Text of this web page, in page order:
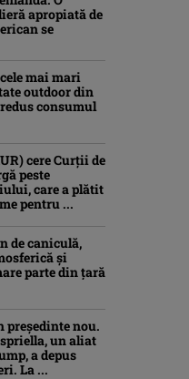
apropiată de
se
mai mari
outdoor din
consumul
cere Curții de
peste
care a plătit
pentru ...
de caniculă,
și
parte din țară
președinte nou.
un aliat
a depus
La ...